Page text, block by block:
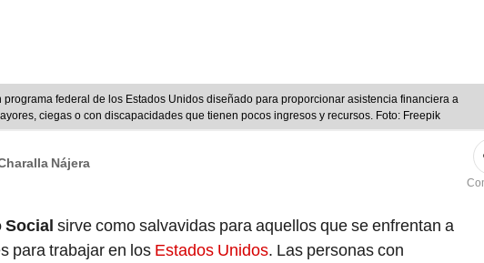
programa federal de los Estados Unidos diseñado para proporcionar asistencia financiera a
ciegas o con discapacidades que tienen pocos ingresos y recursos. Foto: Freepik
Nájera
Social sirve como salvavidas para aquellos que se enfrentan a
para trabajar en los Estados Unidos. Las personas con